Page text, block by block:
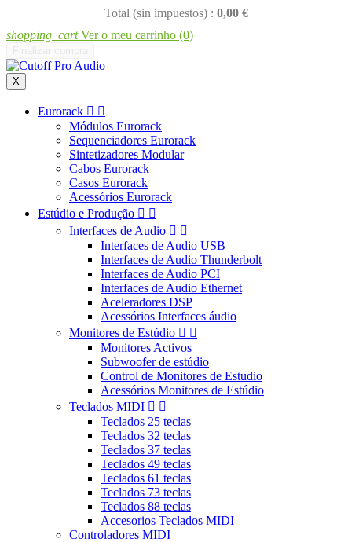
Total (sin impuestos) : 0,00 €
shopping_cart Ver o meu carrinho (0)
X
Eurorack  
Módulos Eurorack
Sequenciadores Eurorack
Sintetizadores Modular
Cabos Eurorack
Casos Eurorack
Acessórios Eurorack
Estúdio e Produção  
Interfaces de Audio  
Interfaces de Audio USB
Interfaces de Audio Thunderbolt
Interfaces de Audio PCI
Interfaces de Audio Ethernet
Aceleradores DSP
Acessórios Interfaces áudio
Monitores de Estúdio  
Monitores Activos
Subwoofer de estúdio
Control de Monitores de Estudio
Acessórios Monitores de Estúdio
Teclados MIDI  
Teclados 25 teclas
Teclados 32 teclas
Teclados 37 teclas
Teclados 49 teclas
Teclados 61 teclas
Teclados 73 teclas
Teclados 88 teclas
Accesorios Teclados MIDI
Controladores MIDI